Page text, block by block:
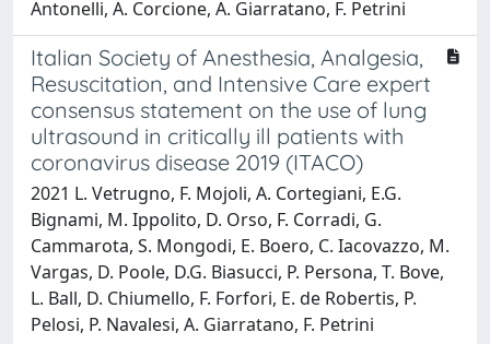
Antonelli, A. Corcione, A. Giarratano, F. Petrini
Italian Society of Anesthesia, Analgesia,
Resuscitation, and Intensive Care expert
consensus statement on the use of lung
ultrasound in critically ill patients with
coronavirus disease 2019 (ITACO)
2021 L. Vetrugno, F. Mojoli, A. Cortegiani, E.G.
Bignami, M. Ippolito, D. Orso, F. Corradi, G.
Cammarota, S. Mongodi, E. Boero, C. Iacovazzo, M.
Vargas, D. Poole, D.G. Biasucci, P. Persona, T. Bove,
L. Ball, D. Chiumello, F. Forfori, E. de Robertis, P.
Pelosi, P. Navalesi, A. Giarratano, F. Petrini